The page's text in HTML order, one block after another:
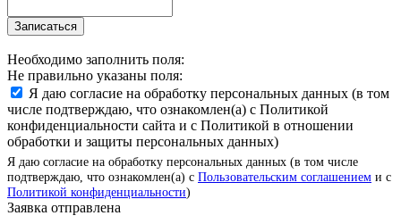
Записаться
Необходимо заполнить поля:
Не правильно указаны поля:
Я даю согласие на обработку персональных данных (в том
числе подтверждаю, что ознакомлен(а) с Политикой
конфиденциальности сайта и с Политикой в отношении
обработки и защиты персональных данных)
Я даю согласие на обработку персональных данных (в том числе
подтверждаю, что ознакомлен(а) с Пользовательским соглашением и с
Политикой конфиденциальности)
Заявка отправлена